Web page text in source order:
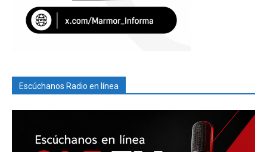
Escúchanos Radio en línea